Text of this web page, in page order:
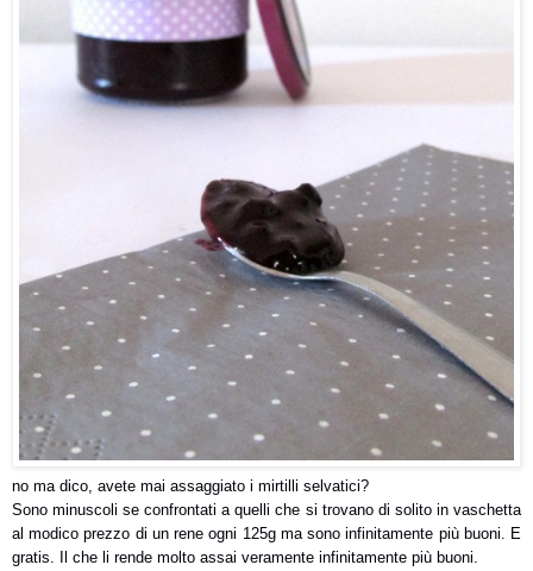
no ma dico, avete mai assaggiato i mirtilli selvatici?
Sono minuscoli se confrontati a quelli che si trovano di solito in vaschetta
al modico prezzo di un rene ogni 125g ma sono infinitamente più buoni. E
gratis. Il che li rende molto assai veramente infinitamente più buoni.